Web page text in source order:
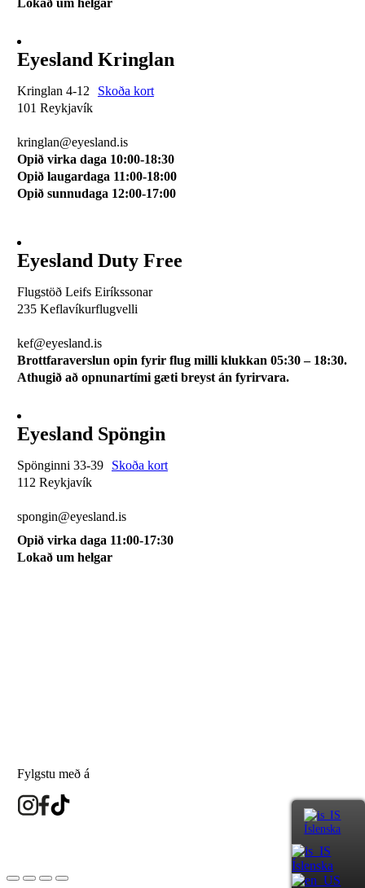
Lokað um helgar
Eyesland Kringlan
Kringlan 4-12
Skoða kort
101 Reykjavík
kringlan@eyesland.is
Opið virka daga 10:00-18:30
Opið laugardaga 11:00-18:00
Opið sunnudaga 12:00-17:00
Eyesland Duty Free
Flugstöð Leifs Eiríkssonar
235 Keflavíkurflugvelli
kef@eyesland.is
Brottfaraverslun opin fyrir flug milli klukkan 05:30 – 18:30.
Athugið að opnunartími gæti breyst án fyrirvara.
Eyesland Spöngin
Spönginni 33-39
Skoða kort
112 Reykjavík
spongin@eyesland.is
Opið virka daga 11:00-17:30
Lokað um helgar
Fylgstu með á
Íslenska
Íslenska